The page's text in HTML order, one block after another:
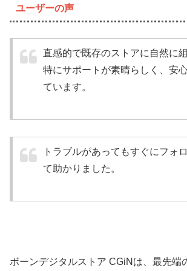
ユーザーの声
直感的で既存のストアに自然に
特にサポートが素晴らしく、安
ています。
トラブルがあってもすぐにフォ
て助かりました。
ボーンデジタルストア CGiNは、最先端